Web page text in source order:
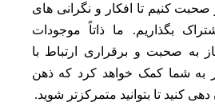
صحبت کنیم تا افکار و نگرانی های
بگذاریم. ما ذاتاً موجودات
به صحبت و برقراری ارتباط با
به شما کمک خواهد کرد که ذهن
کنید تا بتوانید متمرکزتر شوید.